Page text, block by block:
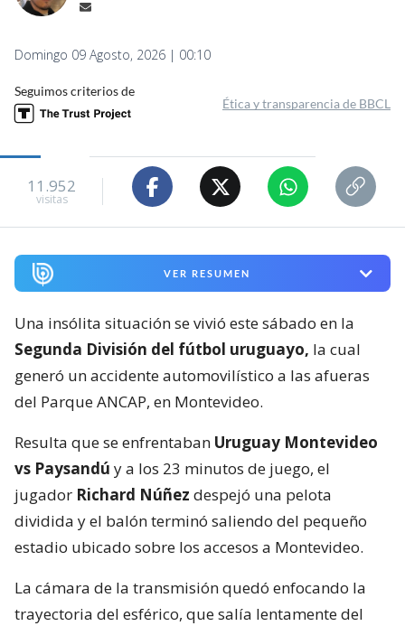
Domingo 09 Agosto, 2026 | 00:10
Seguimos criterios de
Ética y transparencia de BBCL
11.952
visitas
VER RESUMEN
Una insólita situación se vivió este sábado en la
Segunda División del fútbol uruguayo, la cual
generó un accidente automovilístico a las afueras
del Parque ANCAP, en Montevideo.
Resulta que se enfrentaban Uruguay Montevideo
vs Paysandú y a los 23 minutos de juego, el
jugador Richard Núñez despejó una pelota
dividida y el balón terminó saliendo del pequeño
estadio ubicado sobre los accesos a Montevideo.
La cámara de la transmisión quedó enfocando la
trayectoria del esférico, que salía lentamente del